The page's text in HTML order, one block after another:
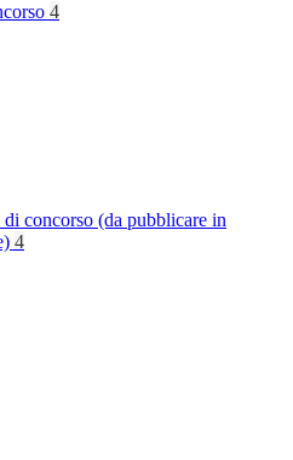
4
concorso (da pubblicare in
4